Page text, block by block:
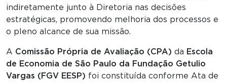
indiretamente junto à Diretoria nas decisões
estratégicas, promovendo melhoria dos processos e
o pleno alcance de sua missão.
A Comissão Própria de Avaliação (CPA) da Escola
de Economia de São Paulo da Fundação Getulio
Vargas (FGV EESP) foi constituída conforme Ata de